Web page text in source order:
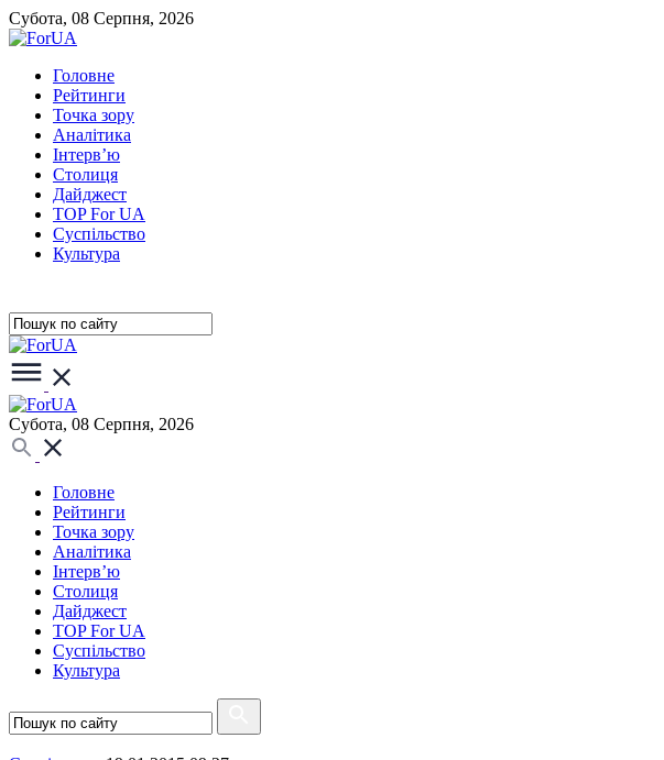
Субота, 08 Серпня, 2026
Головне
Рейтинги
Точка зору
Аналітика
Інтерв’ю
Столиця
Дайджест
TOP For UA
Суспiльство
Культура
Субота, 08 Серпня, 2026
Головне
Рейтинги
Точка зору
Аналітика
Інтерв’ю
Столиця
Дайджест
TOP For UA
Суспiльство
Культура